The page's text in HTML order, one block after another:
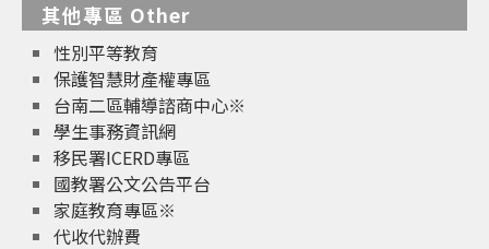
其他專區 Other
性別平等教育
保護智慧財產權專區
台南二區輔導諮商中心※
學生事務資訊網
移民署ICERD專區
國教署公文公告平台
家庭教育專區※
代收代辦費